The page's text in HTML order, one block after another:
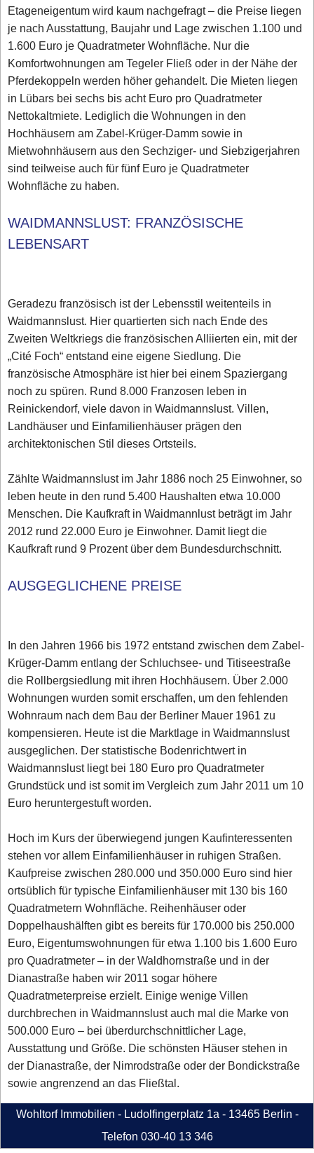
Etageneigentum wird kaum nachgefragt – die Preise liegen
je nach Ausstattung, Baujahr und Lage zwischen 1.100 und
1.600 Euro je Quadratmeter Wohnfläche. Nur die
Komfortwohnungen am Tegeler Fließ oder in der Nähe der
Pferdekoppeln werden höher gehandelt. Die Mieten liegen
in Lübars bei sechs bis acht Euro pro Quadratmeter
Nettokaltmiete. Lediglich die Wohnungen in den
Hochhäusern am Zabel-Krüger-Damm sowie in
Mietwohnhäusern aus den Sechziger- und Siebzigerjahren
sind teilweise auch für fünf Euro je Quadratmeter
Wohnfläche zu haben.
WAIDMANNSLUST: FRANZÖSISCHE
LEBENSART
Geradezu französisch ist der Lebensstil weitenteils in
Waidmannslust. Hier quartierten sich nach Ende des
Zweiten Weltkriegs die französischen Alliierten ein, mit der
„Cité Foch“ entstand eine eigene Siedlung. Die
französische Atmosphäre ist hier bei einem Spaziergang
noch zu spüren. Rund 8.000 Franzosen leben in
Reinickendorf, viele davon in Waidmannslust. Villen,
Landhäuser und Einfamilienhäuser prägen den
architektonischen Stil dieses Ortsteils.
Zählte Waidmannslust im Jahr 1886 noch 25 Einwohner, so
leben heute in den rund 5.400 Haushalten etwa 10.000
Menschen. Die Kaufkraft in Waidmannlust beträgt im Jahr
2012 rund 22.000 Euro je Einwohner. Damit liegt die
Kaufkraft rund 9 Prozent über dem Bundesdurchschnitt.
AUSGEGLICHENE PREISE
In den Jahren 1966 bis 1972 entstand zwischen dem Zabel-
Krüger-Damm entlang der Schluchsee- und Titiseestraße
die Rollbergsiedlung mit ihren Hochhäusern. Über 2.000
Wohnungen wurden somit erschaffen, um den fehlenden
Wohnraum nach dem Bau der Berliner Mauer 1961 zu
kompensieren. Heute ist die Marktlage in Waidmannslust
ausgeglichen. Der statistische Bodenrichtwert in
Waidmannslust liegt bei 180 Euro pro Quadratmeter
Grundstück und ist somit im Vergleich zum Jahr 2011 um 10
Euro heruntergestuft worden.
Hoch im Kurs der überwiegend jungen Kaufinteressenten
stehen vor allem Einfamilienhäuser in ruhigen Straßen.
Kaufpreise zwischen 280.000 und 350.000 Euro sind hier
ortsüblich für typische Einfamilienhäuser mit 130 bis 160
Quadratmetern Wohnfläche. Reihenhäuser oder
Doppelhaushälften gibt es bereits für 170.000 bis 250.000
Euro, Eigentumswohnungen für etwa 1.100 bis 1.600 Euro
pro Quadratmeter – in der Waldhornstraße und in der
Dianastraße haben wir 2011 sogar höhere
Quadratmeterpreise erzielt. Einige wenige Villen
durchbrechen in Waidmannslust auch mal die Marke von
500.000 Euro – bei überdurchschnittlicher Lage,
Ausstattung und Größe. Die schönsten Häuser stehen in
der Dianastraße, der Nimrodstraße oder der Bondickstraße
sowie angrenzend an das Fließtal.
Wohltorf Immobilien - Ludolfingerplatz 1a - 13465 Berlin -
Telefon 030-40 13 346